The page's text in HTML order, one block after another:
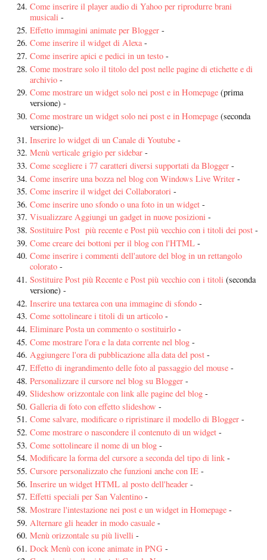
Come inserire il player audio di Yahoo per riprodurre brani
musicali -
Effetto immagini animate per Blogger -
Come inserire il widget di Alexa-
Come inserire apici e pedici in un testo -
Come mostrare solo il titolo del post nelle pagine di etichette e di
archivio -
Come mostrare un widget solo nei post e in Homepage (prima
versione) -
Come mostrare un widget solo nei post e in Homepage (seconda
versione)-
Inserire lo widget di un Canale di Youtube -
Menù verticale grigio per sidebar -
Come scegliere i 77 caratteri diversi supportati da Blogger -
Come inserire una bozza nel blog con Windows Live Writer -
Come inserire il widget dei Collaboratori -
Come inserire uno sfondo o una foto in un widget -
Visualizzare Aggiungi un gadget in nuove posizioni -
Sostituire Post più recente e Post più vecchio con i titoli dei post -
Come creare dei bottoni per il blog con l'HTML -
Come inserire i commenti dell'autore del blog in un rettangolo
colorato -
Sostituire Post più Recente e Post più vecchio con i titoli (seconda
versione) -
Inserire una textarea con una immagine di sfondo -
Come sottolineare i titoli di un articolo -
Eliminare Posta un commento o sostituirlo -
Come mostrare l'ora e la data corrente nel blog -
Aggiungere l'ora di pubblicazione alla data del post -
Effetto di ingrandimento delle foto al passaggio del mouse -
Personalizzare il cursore nel blog su Blogger -
Slideshow orizzontale con link alle pagine del blog -
Galleria di foto con effetto slideshow -
Come salvare, modificare o ripristinare il modello di Blogger -
Come mostrare o nascondere il contenuto di un widget -
Come sottolineare il nome di un blog -
Modificare la forma del cursore a seconda del tipo di link -
Cursore personalizzato che funzioni anche con IE -
Inserire un widget HTML al posto dell'header -
Effetti speciali per San Valentino -
Mostrare l'intestazione nei post e un widget in Homepage -
Alternare gli header in modo casuale -
Menù orizzontale su più livelli -
Dock Menù con icone animate in PNG -